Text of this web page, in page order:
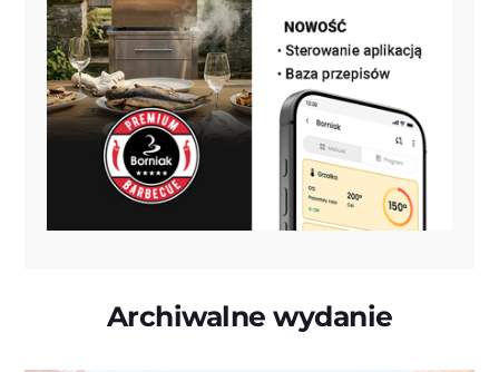
Archiwalne wydanie